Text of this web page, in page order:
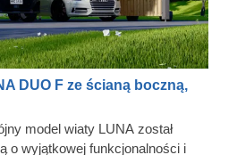
DUO F ze ścianą boczną,
model wiaty LUNA został
o wyjątkowej funkcjonalności i